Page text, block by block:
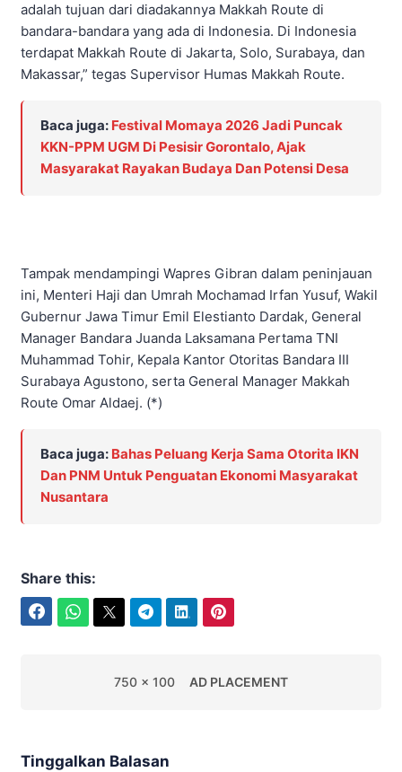
adalah tujuan dari diadakannya Makkah Route di
bandara-bandara yang ada di Indonesia. Di Indonesia
terdapat Makkah Route di Jakarta, Solo, Surabaya, dan
Makassar,” tegas Supervisor Humas Makkah Route.
Baca juga: Festival Momaya 2026 Jadi Puncak
KKN-PPM UGM Di Pesisir Gorontalo, Ajak
Masyarakat Rayakan Budaya Dan Potensi Desa
Tampak mendampingi Wapres Gibran dalam peninjauan
ini, Menteri Haji dan Umrah Mochamad Irfan Yusuf, Wakil
Gubernur Jawa Timur Emil Elestianto Dardak, General
Manager Bandara Juanda Laksamana Pertama TNI
Muhammad Tohir, Kepala Kantor Otoritas Bandara III
Surabaya Agustono, serta General Manager Makkah
Route Omar Aldaej. (*)
Baca juga: Bahas Peluang Kerja Sama Otorita IKN
Dan PNM Untuk Penguatan Ekonomi Masyarakat
Nusantara
Share this:
750 x 100 AD PLACEMENT
Tinggalkan Balasan